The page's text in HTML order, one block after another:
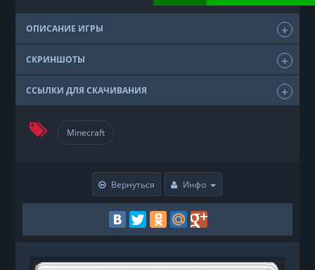
ОПИСАНИЕ ИГРЫ
СКРИНШОТЫ
ССЫЛКИ ДЛЯ СКАЧИВАНИЯ
Minecraft
Вернуться Инфо